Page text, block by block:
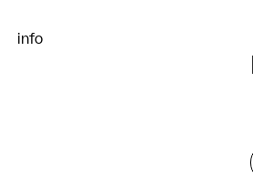
info